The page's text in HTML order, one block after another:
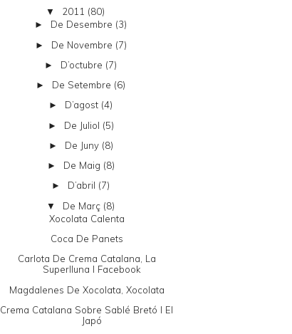
▼ 2011 (80)
► De Desembre (3)
► De Novembre (7)
► D’octubre (7)
► De Setembre (6)
► D’agost (4)
► De Juliol (5)
► De Juny (8)
► De Maig (8)
► D’abril (7)
▼ De Març (8)
Xocolata Calenta
Coca De Panets
Carlota De Crema Catalana, La
Superlluna I Facebook
Magdalenes De Xocolata, Xocolata
Crema Catalana Sobre Sablé Bretó I El
Japó